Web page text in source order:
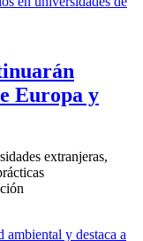
Europa y
extranjeras,